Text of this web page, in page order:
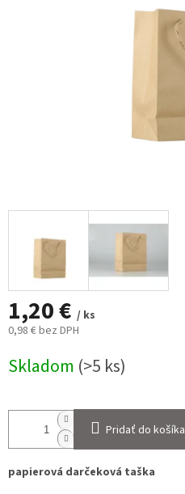
1,20 € / ks
0,98 € bez DPH
cena:
Skladom (>5 ks)
Pridať do košíka
papierová darčeková taška